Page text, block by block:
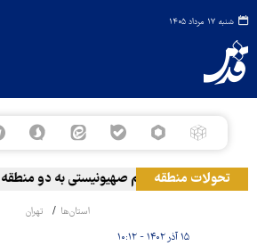
شنبه ۱۷ مرداد ۱۴۰۵
تحولات منطقه
حمله رژیم صهیونیستی به دو منطقه در
استان‌ها تهران
۱۵ آذر ۱۴۰۲ - ۱۰:۱۲